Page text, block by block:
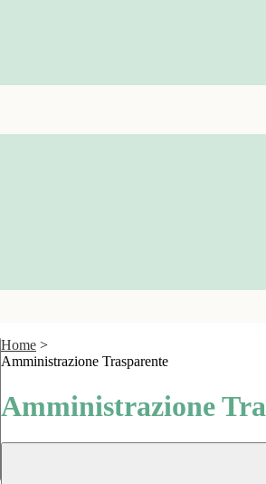
Home >
Amministrazione Trasparente
Amministrazione